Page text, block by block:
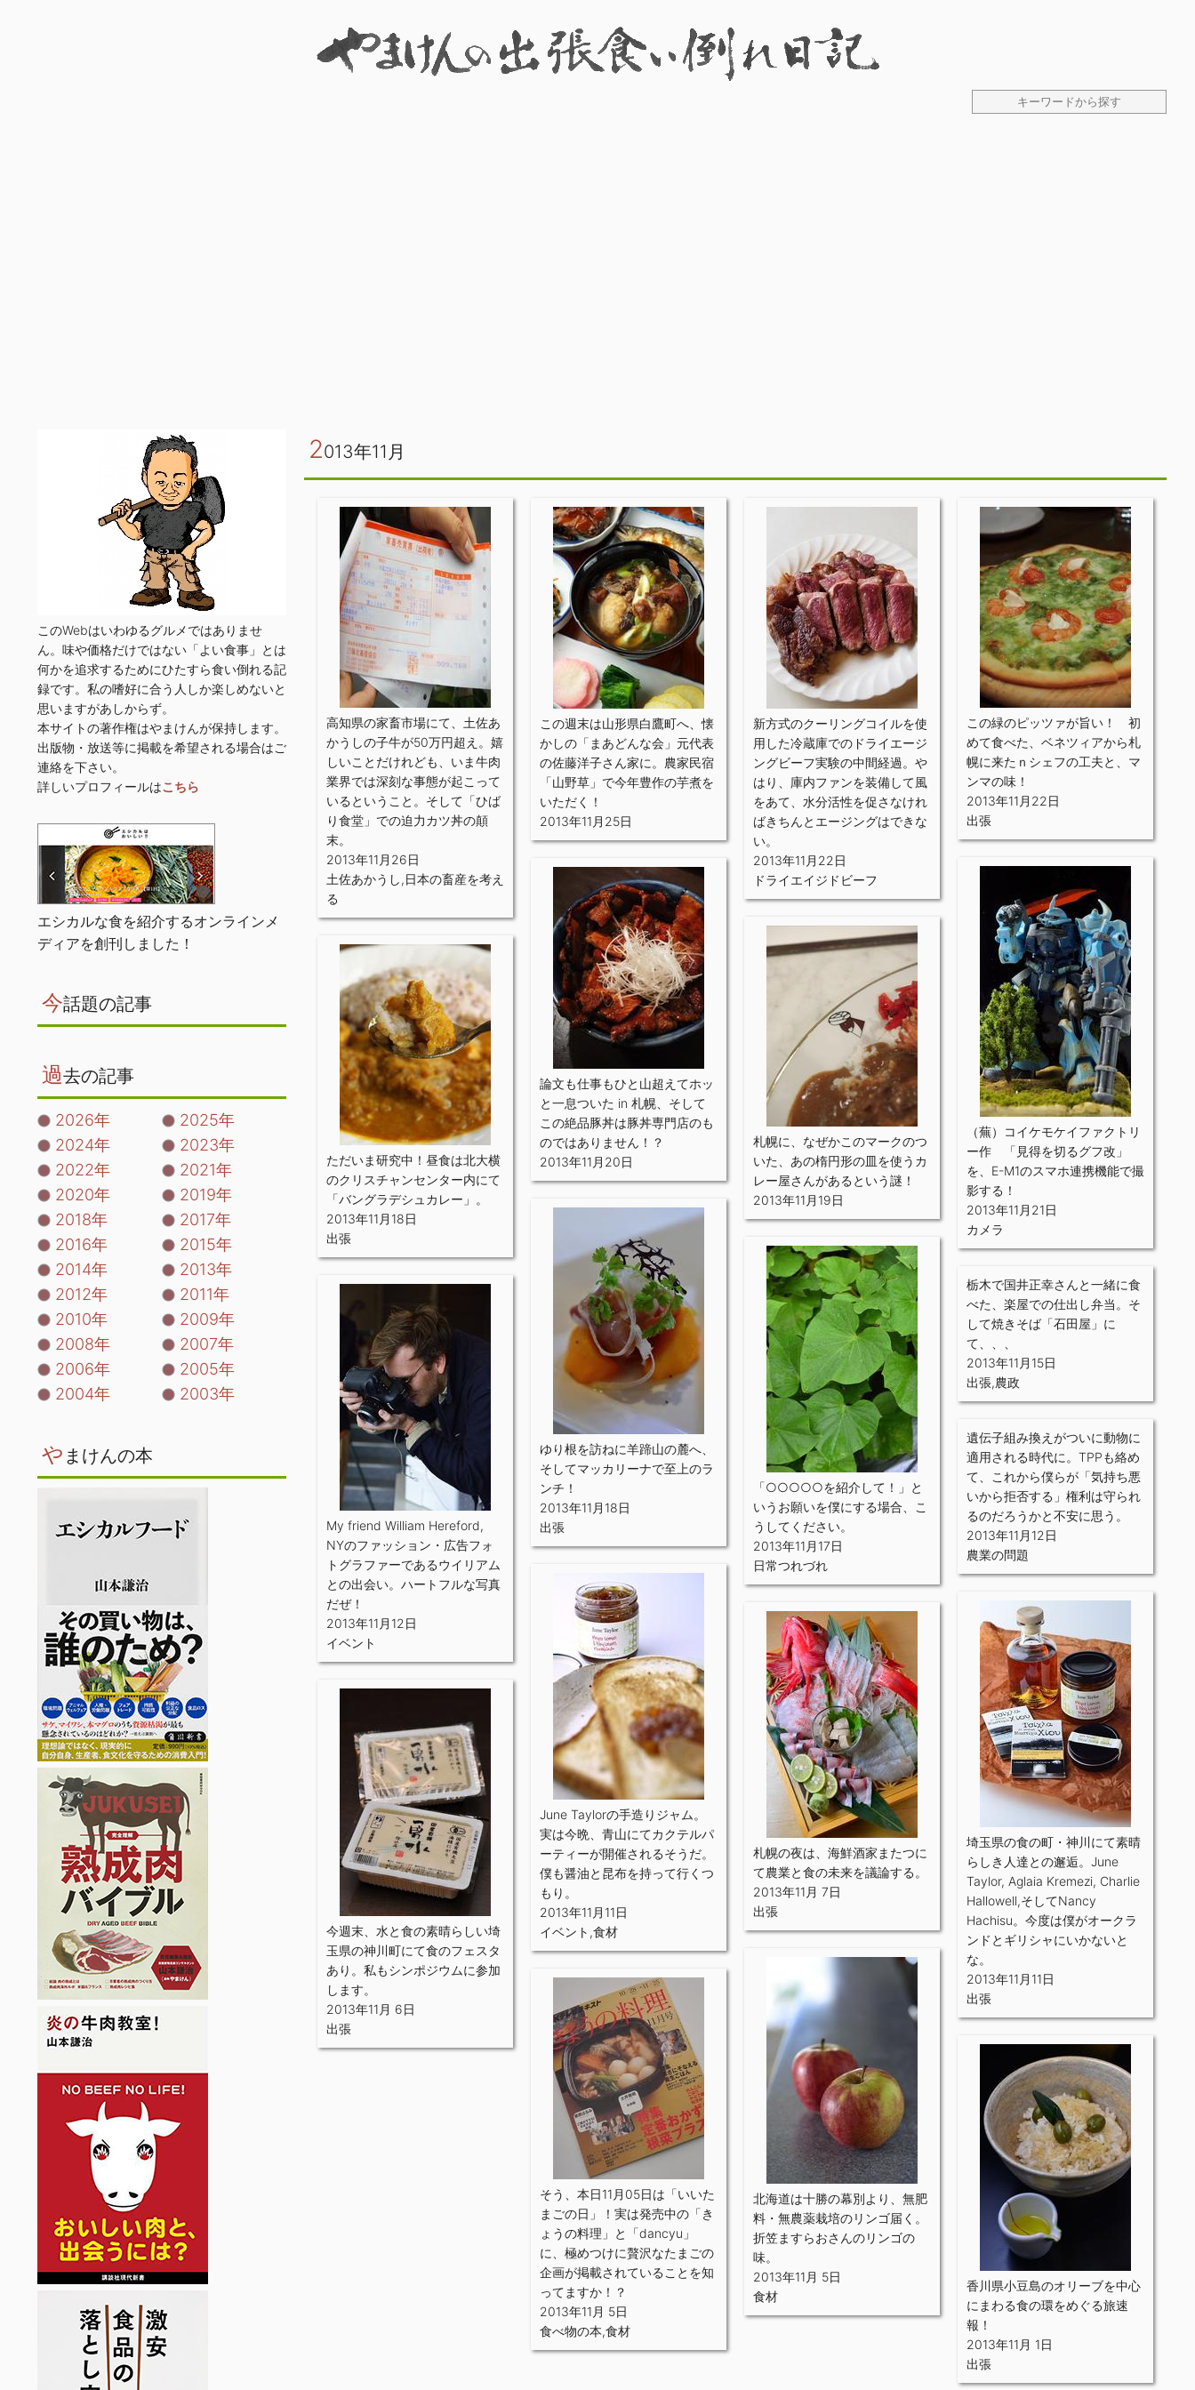
2013年11月
高知県の家畜市場にて、土佐あ
かうしの子牛が50万円超え。嬉
しいことだけれども、いま牛肉
業界では深刻な事態が起こって
いるということ。そして「ひば
り食堂」での迫力カツ丼の顛
末。
2013年11月26日
土佐あかうし,日本の畜産を考え
る
この週末は山形県白鷹町へ、懐
かしの「まあどんな会」元代表
の佐藤洋子さん家に。農家民宿
「山野草」で今年豊作の芋煮を
いただく！
2013年11月25日
新方式のクーリングコイルを使
用した冷蔵庫でのドライエージ
ングビーフ実験の中間経過。や
はり、庫内ファンを装備して風
をあて、水分活性を促さなけれ
ばきちんとエージングはできな
い。
2013年11月22日
ドライエイジドビーフ
この緑のピッツァが旨い！ 初
めて食べた、ベネツィアから札
幌に来たｎシェフの工夫と、マ
ンマの味！
2013年11月22日
出張
（蕪）コイケモケイファクトリ
ー作 「見得を切るグフ改」
を、E-M1のスマホ連携機能で撮
影する！
2013年11月21日
カメラ
論文も仕事もひと山超えてホッ
と一息ついた in 札幌、そして
この絶品豚丼は豚丼専門店のも
のではありません！？
2013年11月20日
札幌に、なぜかこのマークのつ
いた、あの楕円形の皿を使うカ
レー屋さんがあるという謎！
2013年11月19日
ただいま研究中！昼食は北大横
のクリスチャンセンター内にて
「バングラデシュカレー」。
2013年11月18日
出張
ゆり根を訪ねに羊蹄山の麓へ、
そしてマッカリーナで至上のラ
ンチ！
2013年11月18日
出張
「○○○○○を紹介して！」と
いうお願いを僕にする場合、こ
うしてください。
2013年11月17日
日常つれづれ
栃木で国井正幸さんと一緒に食
べた、楽屋での仕出し弁当。そ
して焼きそば「石田屋」に
て、、、
2013年11月15日
出張,農政
My friend William Hereford,
NYのファッション・広告フォ
トグラファーであるウイリアム
との出会い。ハートフルな写真
だぜ！
2013年11月12日
イベント
遺伝子組み換えがついに動物に
適用される時代に。TPPも絡め
て、これから僕らが「気持ち悪
いから拒否する」権利は守られ
るのだろうかと不安に思う。
2013年11月12日
農業の問題
June Taylorの手造りジャム。
実は今晩、青山にてカクテルパ
ーティーが開催されるそうだ。
僕も醤油と昆布を持って行くつ
もり。
2013年11月11日
イベント ,食材
埼玉県の食の町・神川にて素晴
らしき人達との邂逅。June
Taylor, Aglaia Kremezi, Charlie
Hallowell,そしてNancy
Hachisu。今度は僕がオークラ
ンドとギリシャにいかないと
な。
2013年11月11日
出張
札幌の夜は、海鮮酒家またつに
て農業と食の未来を議論する。
2013年11月 7日
出張
今週末、水と食の素晴らしい埼
玉県の神川町にて食のフェスタ
あり。私もシンポジウムに参加
します。
2013年11月 6日
出張
北海道は十勝の幕別より、無肥
料・無農薬栽培のリンゴ届く。
折笠ますらおさんのリンゴの
味。
2013年11月 5日
食材
そう、本日11月05日は「いいた
まごの日」！実は発売中の「き
ょうの料理」と「dancyu」
に、極めつけに贅沢なたまごの
企画が掲載されていることを知
ってますか！？
2013年11月 5日
食べ物の本,食材
香川県小豆島のオリーブを中心
にまわる食の環をめぐる旅速
報！
2013年11月 1日
出張
このWebはいわゆるグルメではありませ
ん。味や価格だけではない「よい食事」とは
何かを追求するためにひたすら食い倒れる記
録です。私の嗜好に合う人しか楽しめないと
思いますがあしからず。
本サイトの著作権はやまけんが保持します。
出版物・放送等に掲載を希望される場合はご
連絡を下さい。
詳しいプロフィールはこちら
エシカルな食を紹介するオンラインメ
ディアを創刊しました！
今話題の記事
過去の記事
2026年
2025年
2024年
2023年
2022年
2021年
2020年
2019年
2018年
2017年
2016年
2015年
2014年
2013年
2012年
2011年
2010年
2009年
2008年
2007年
2006年
2005年
2004年
2003年
や まけんの本